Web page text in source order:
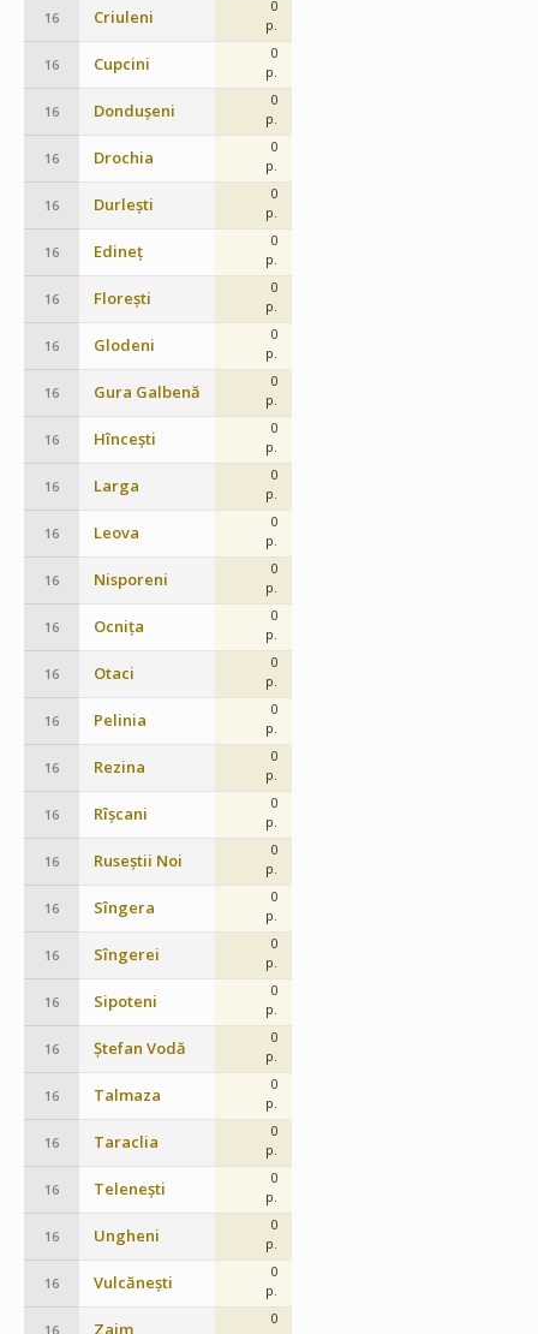
16 Criuleni
0
p.
16 Cupcini
0
p.
16 Dondușeni
0
p.
16 Drochia
0
p.
16 Durlești
0
p.
16 Edineț
0
p.
16 Florești
0
p.
16 Glodeni
0
p.
16 Gura Galbenă
0
p.
16 Hîncești
0
p.
16 Larga
0
p.
16 Leova
0
p.
16 Nisporeni
0
p.
16 Ocnița
0
p.
16 Otaci
0
p.
16 Pelinia
0
p.
16 Rezina
0
p.
16 Rîșcani
0
p.
16 Ruseștii Noi
0
p.
16 Sîngera
0
p.
16 Sîngerei
0
p.
16 Sipoteni
0
p.
16 Ștefan Vodă
0
p.
16 Talmaza
0
p.
16 Taraclia
0
p.
16 Telenești
0
p.
16 Ungheni
0
p.
16 Vulcănești
0
p.
16 Zaim
0